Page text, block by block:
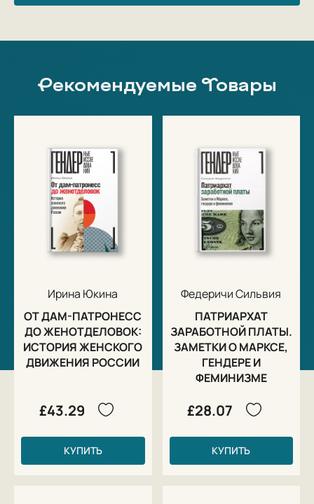
Рекомендуемые Товары
Ирина Юкина
ОТ ДАМ-ПАТРОНЕСС
ДО ЖЕНОТДЕЛОВОК:
ИСТОРИЯ ЖЕНСКОГО
ДВИЖЕНИЯ РОССИИ
£43.29
КУПИТЬ
Федеричи Сильвия
ПАТРИАРХАТ
ЗАРАБОТНОЙ ПЛАТЫ.
ЗАМЕТКИ О МАРКСЕ,
ГЕНДЕРЕ И
ФЕМИНИЗМЕ
£28.07
КУПИТЬ